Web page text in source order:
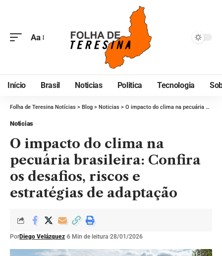
Aa
Início Brasil Noticias Politica Tecnologia
Folha de Teresina Notícias > Blog > Noticias > O impacto do clima na pecuária brasileira: Confira os desafios, riscos e estratégias de adaptação
Noticias
O impacto do clima na
pecuária brasileira: Confira
os desafios, riscos e
estratégias de adaptação
PorDiego Velázquez 6 Min de leitura 28/01/2026